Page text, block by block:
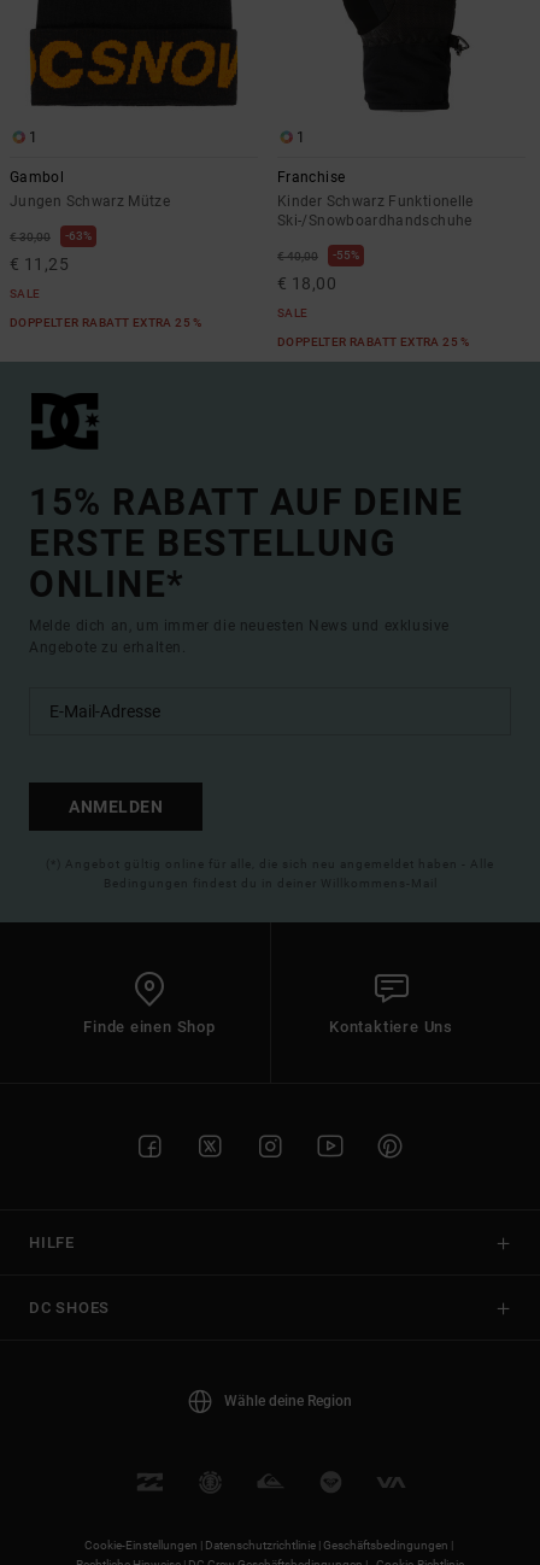
1
Gambol
Jungen Schwarz Mütze
€ 30,00 63%
€ 11,25
SALE
DOPPELTER RABATT EXTRA 25 %
1
Franchise
Kinder Schwarz Funktionelle
Ski-/Snowboardhandschuhe
€ 40,00 55%
€ 18,00
SALE
DOPPELTER RABATT EXTRA 25 %
15% RABATT AUF DEINE
ERSTE BESTELLUNG
ONLINE*
Melde dich an, um immer die neuesten News und exklusive
Angebote zu erhalten.
ANMELDEN
(*) Angebot gültig online für alle, die sich neu angemeldet haben - Alle
Bedingungen findest du in deiner Willkommens-Mail
Finde einen Shop Kontaktiere Uns
HILFE
DC SHOES
Wähle deine Region
Cookie-Einstellungen | Datenschutzrichtlinie |Geschäftsbedingungen |